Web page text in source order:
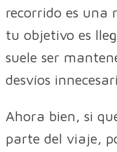
recorrido es una
tu objetivo es
suele ser
desvíos
Ahora bien, si
parte del viaje,